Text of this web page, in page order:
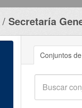
Secretaría
Conjuntos